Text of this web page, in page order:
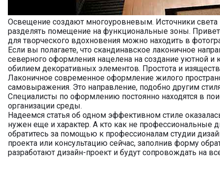
Освещение создают многоуровневым. Источники
разделять помещение на функциональные зоны.
для творческого вдохновения можно находить в
Если вы полагаете, что скандинавское лаконичное
северного оформления нацелена на создание уютной
обилием декоративных элементов. Простота и
Лаконичное современное оформление жилого
самовыражения. Это направление, подобно другим
Специалисты по оформлению постоянно находятся в
организации среды.
Надеемся статья об одном эффективном стиле
нужен еще и характер. А кто как не
обратитесь за помощью к профессионалам студии
проекта или консультацию сейчас, заполнив форму
разработают дизайн-проект и будут сопровождать на